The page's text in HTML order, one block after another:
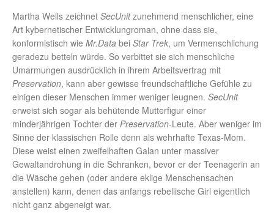
Martha Wells zeichnet SecUnitzunehmend menschlicher, eine
Art kybernetischer Entwicklungroman, ohne dass sie,
konformistisch wie Mr.Data bei Star Trek, um Vermenschlichung
geradezu betteln würde. So verbittet sie sich menschliche
Umarmungen ausdrücklich in ihrem Arbeitsvertrag mit
Preservation, kann aber gewisse freundschaftliche Gefühle zu
einigen dieser Menschen immer weniger leugnen. SecUnit
erweist sich sogar als behütende Mutterfigur einer
minderjährigen Tochter der Preservation-Leute. Aber weniger im
Sinne der klassischen Rolle denn als wehrhafte Texas-Mom.
Diese weist einen zweifelhaften Galan unter massiver
Gewaltandrohung in die Schranken, bevor er der Teenagerin an
die Wäsche gehen (oder andere eklige Menschensachen
anstellen) kann, denen das anfangs rebellische Girl eigentlich
nicht ganz abgeneigt war.